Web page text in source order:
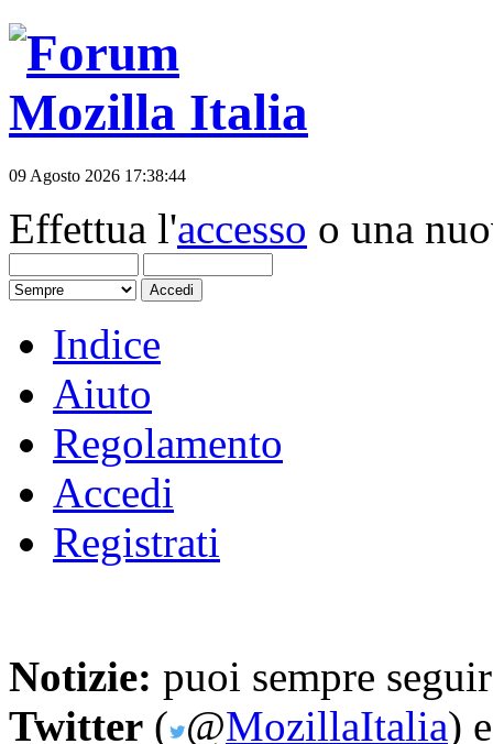
09 Agosto 2026 17:38:44
Effettua l'accesso o una
Indice
Aiuto
Regolamento
Accedi
Registrati
Notizie: puoi sempre
Twitter ( @MozillaItalia)